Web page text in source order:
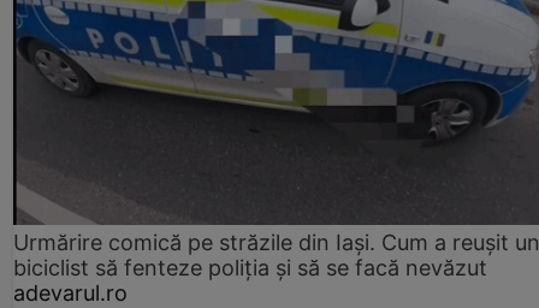
Urmărire comică pe străzile din Iași. Cum a reușit un
biciclist să fenteze poliția și să se facă nevăzut
adevarul.ro